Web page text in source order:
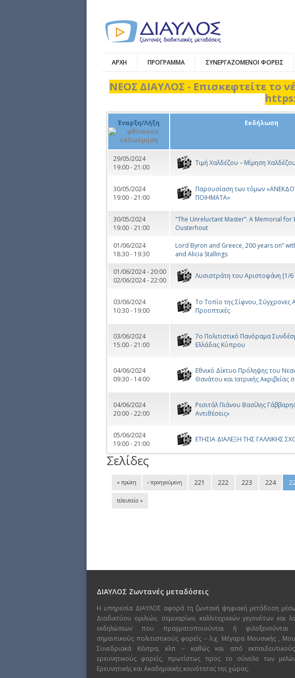
ΑΡΧΗ ΠΡΟΓΡΑΜΜΑ ΣΥΝΕΡΓΑΖΟΜΕΝΟΙ ΦΟΡΕΙΣ
ΝΕΟΣ ΔΙΑΥΛΟΣ - Επισκεφτείτε το
Έναρξη/Λήξη Εκδήλωση
29/05/2024
19:00 - 21:00
Τιμή Χαλδέζου – Μίμηση Χαλδέζου
30/05/2024
19:00 - 21:00
Παρουσίαση των τόμων
ΠΟΙΗΜΑΤΑ»
30/05/2024
19:00 - 21:00
"The Unreluctant Master”. A Memorial for
Ousterhout
01/06/2024
18:30 - 19:30
Lord Byron and Greece, 200 years on”
and Alicia Stallings
01/06/2024 - 20:00
02/06/2024 - 22:00
Λυσιστράτη του Αριστοφάνη [1/6
03/06/2024
10:30 - 19:00
Το Τοπίο της Σίφνου, Σύγχρονες
Προοπτικές
03/06/2024
15:00 - 21:00
7ο Πολιτιστικό Πανόραμα
Ελλάδας Κύπρου
04/06/2024
09:30 - 14:00
Εθνικό Δίκτυο Πρόληψης του
Θανάτου και Ιατρικής Ακριβείας
04/06/2024
20:00 - 22:00
Ρεσιτάλ Πιάνου Βασίλης
Αντιθέσεις»
05/06/2024
19:00 - 21:00
ΕΤΗΣΙΑ ΔΙΑΛΕΞΗ ΤΗΣ ΓΑΛΛΙΚΗΣ
Σελίδες
« πρώτη ‹ προηγούμενη 221 222 223 224
τελευταία »
ΔΙΑΥΛΟΣ Ζωντανές μεταδόσεις
Η υπηρεσία ΔΙΑΥΛΟΣ αφορά τη ζωντανή ψηφιακή μετάδοση
Διαδικτύου ομιλιών, σεμιναρίων, καλλιτεχνικών γεγονότων και
εκδηλώσεων που πραγματοποιούνται ή
σημαντικούς πολιτιστικούς φορείς – λ.χ. Μέγαρα Μουσικής ,
Συνεδριακά Κέντρα, κλπ – καθώς και από
ερευνητικούς φορείς, πρωτίστως προς το σύνολο των
Ερευνητικής και Ακαδημαϊκής κοινότητας της χώρας.